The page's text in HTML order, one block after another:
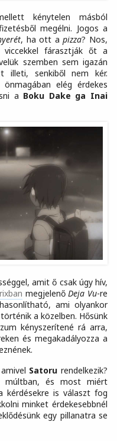
kénytelen másból
megélni. Jogos a
, ha ott apizza? Nos,
fárasztják őt a
szemben sem igazán
illeti, senkiből nem kér.
elég érdekes
a Boku Dake ga Inai
amit ő csak úgy hív,
megjelenőDeja Vu-re
ami olyankor
a közelben. Hősünk
kényszerítené rá arra,
és megakadályozza a
Satoru rendelkezik?
múltban, és most miért
kérdésekre is választ fog
minket érdekesebbnél
egy pillanatra se